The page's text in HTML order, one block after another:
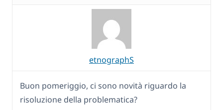
etnographS
Buon pomeriggio, ci sono novità riguardo la
risoluzione della problematica?